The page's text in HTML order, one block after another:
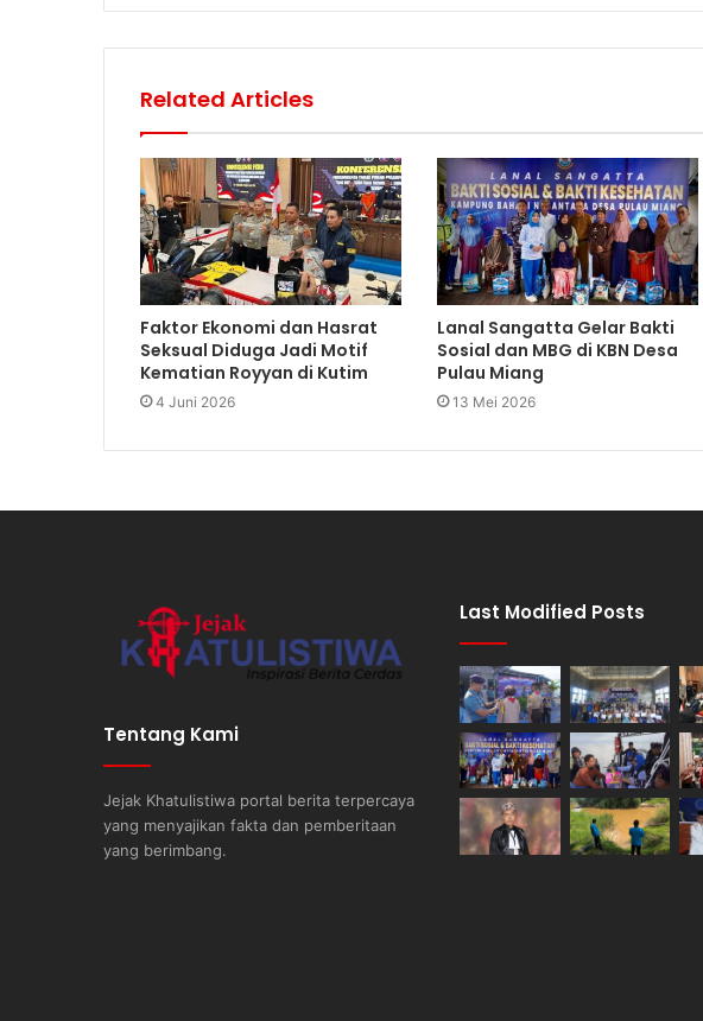
Related Articles
Faktor Ekonomi dan Hasrat
Seksual Diduga Jadi Motif
Kematian Royyan di Kutim
4 Juni 2026
Lanal Sangatta Gelar Bakti
Sosial dan MBG di KBN Desa
Pulau Miang
13 Mei 2026
Tentang Kami
Jejak Khatulistiwa portal berita terpercaya
yang menyajikan fakta dan pemberitaan
yang berimbang.
Last Modified Posts